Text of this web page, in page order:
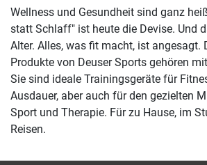
Wellness und Gesundheit sind ganz
statt Schlaff" ist heute die Devise. Und
Alter. Alles, was fit macht, ist angesagt.
Produkte von Deuser Sports gehören
Sie sind ideale Trainingsgeräte für
Ausdauer, aber auch für den gezielten
Sport und Therapie. Für zu Hause, im
Reisen.